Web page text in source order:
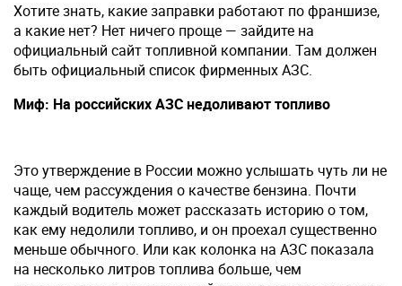
Хотите знать, какие заправки работают по франшизе,
а какие нет? Нет ничего проще — зайдите на
официальный сайт топливной компании. Там должен
быть официальный список фирменных АЗС.
Миф: На российских АЗС недоливают топливо
Это утверждение в России можно услышать чуть ли не
чаще, чем рассуждения о качестве бензина. Почти
каждый водитель может рассказать историю о том,
как ему недолили топливо, и он проехал существенно
меньше обычного. Или как колонка на АЗС показала
на несколько литров топлива больше, чем